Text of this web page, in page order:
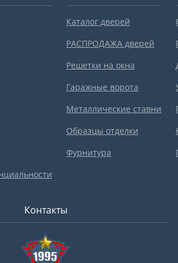
Каталог дверей
РАСПРОДАЖА дверей
Решетки на окна
Гаражные ворота
Металлические ставни
Образцы отделки
Фурнитура
Контакты